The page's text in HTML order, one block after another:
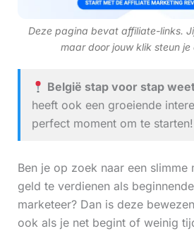
Deze pagina bevat affiliate-links.
maar door jouw klik steun
België stap voor stap
heeft ook een groeiende
perfect moment om te starten!
Ben je op zoek naar een slimme
geld te verdienen als
marketeer? Dan is deze
ook als je net begint of weinig